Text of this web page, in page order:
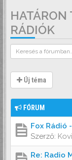
HATÁRON
RÁDIÓK
Új téma
FÓRUM
Fox Rádió
Szerző:
Re: Radio